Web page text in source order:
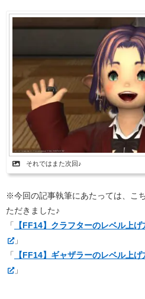
それではまた次回♪
※今回の記事執筆にあたっては、こ
ただきました♪
「
【FF14】クラフターのレベル上
」
「
【FF14】ギャザラーのレベル上
」